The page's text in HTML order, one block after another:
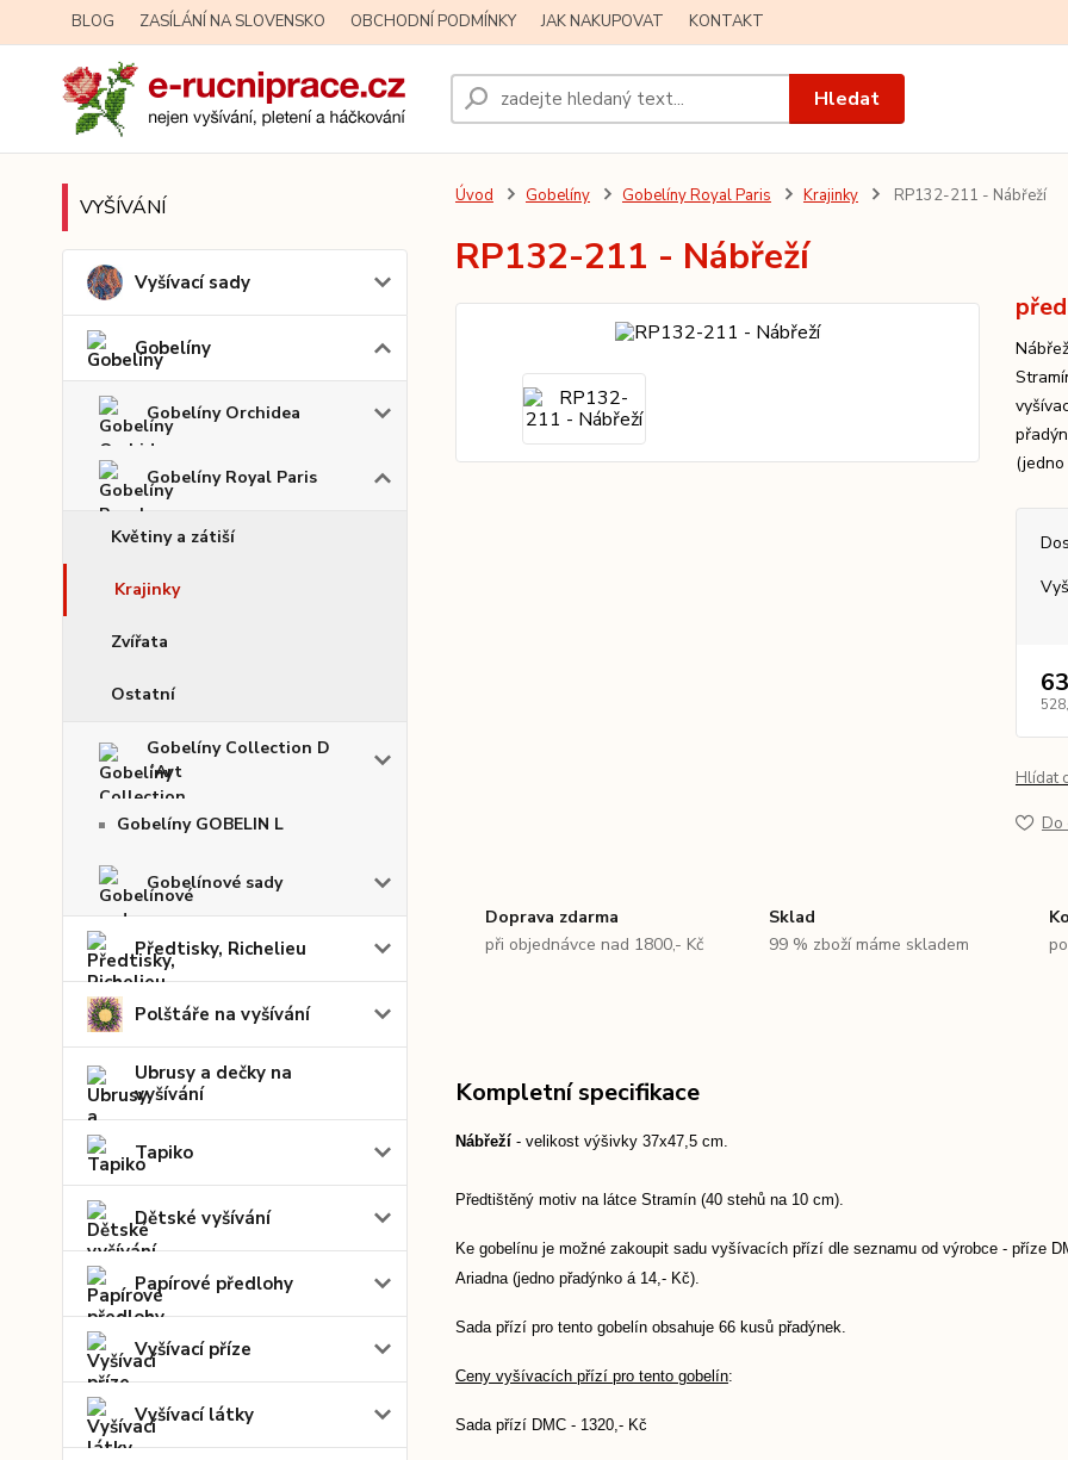
BLOG ZASÍLÁNÍ NA SLOVENSKO OBCHODNÍ PODMÍNKY JAK NAKUPOVAT KONTAKT
Hledat
VYŠÍVÁNÍ
Vyšívací sady
Gobelíny
Gobelíny Orchidea
Gobelíny Royal Paris
Květiny a zátiší
Krajinky
Zvířata
Ostatní
Gobelíny Collection D
´Art
Gobelíny GOBELIN L
Gobelínové sady
Předtisky, Richelieu
Polštáře na vyšívání
Ubrusy a dečky na
vyšívání
Tapiko
Dětské vyšívání
Papírové předlohy
Vyšívací příze
Vyšívací látky
Úvod Gobelíny Gobelíny Royal Paris Krajinky RP132-211 - Nábřeží
RP132-211 - Nábřeží
Hlídat
Do
Doprava zdarma
při objednávce nad 1800,- Kč
Sklad
99 % zboží máme skladem
Kompletní specifikace
Nábřeží - velikost výšivky 37x47,5 cm.
Předtištěný motiv na látce Stramín (40 stehů na 10 cm).
Ke gobelínu je možné zakoupit sadu vyšívacích přízí dle seznamu od výrobce - příze
Ariadna (jedno přadýnko á 14,- Kč).
Sada přízí pro tento gobelín obsahuje 66 kusů přadýnek.
Ceny vyšívacích přízí pro tento gobelín:
Sada přízí DMC - 1320,- Kč